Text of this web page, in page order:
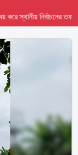
স্থানীয় নির্বাচনের